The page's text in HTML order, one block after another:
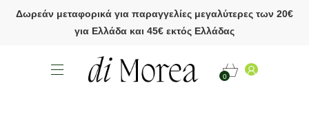
Δωρεάν μεταφορικά για παραγγελίες μεγαλύτερες των 20€
για Ελλάδα και 45€ εκτός Ελλάδας
0